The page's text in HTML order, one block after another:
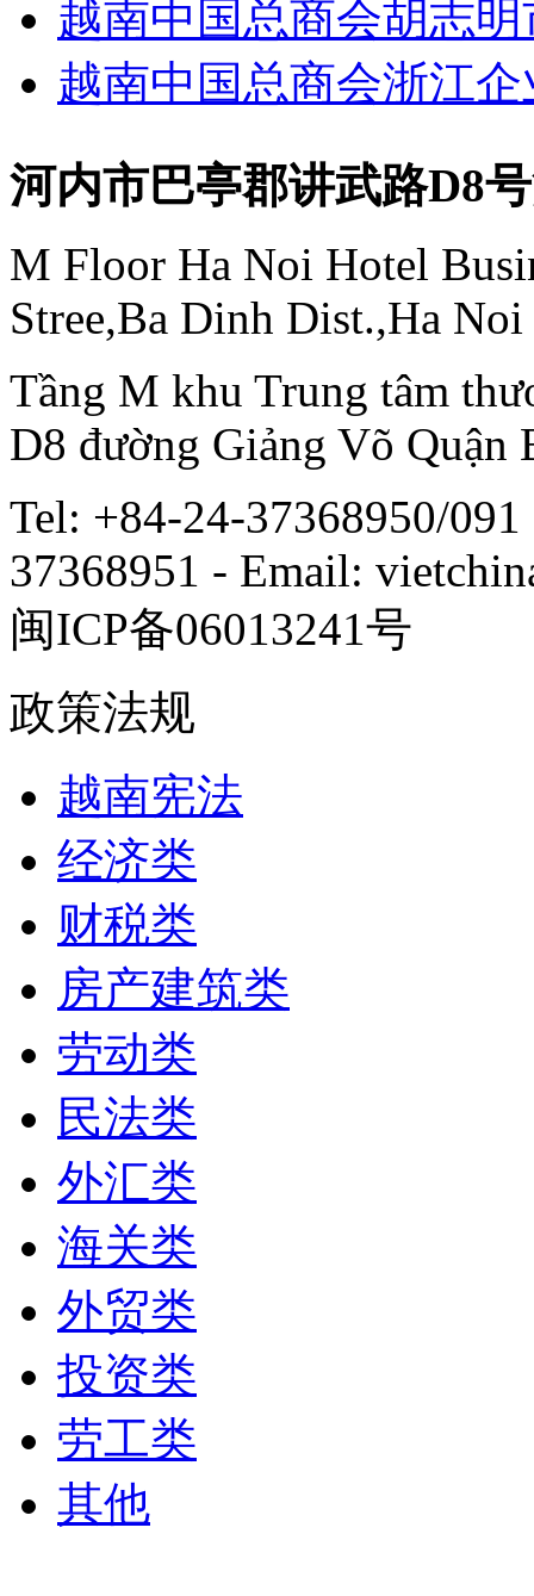
越南中国总商会胡志
越南中国总商会浙江
河内市巴亭郡讲武路D8
M Floor Ha Noi Hotel
Stree,Ba Dinh Dist.,Ha Noi
Tầng M khu Trung tâm
D8 đường Giảng Võ Quận
Tel: +84-24-37368950/
37368951 - Email:
闽ICP备06013241号
政策法规
越南宪法
经济类
财税类
房产建筑类
劳动类
民法类
外汇类
海关类
外贸类
投资类
劳工类
其他